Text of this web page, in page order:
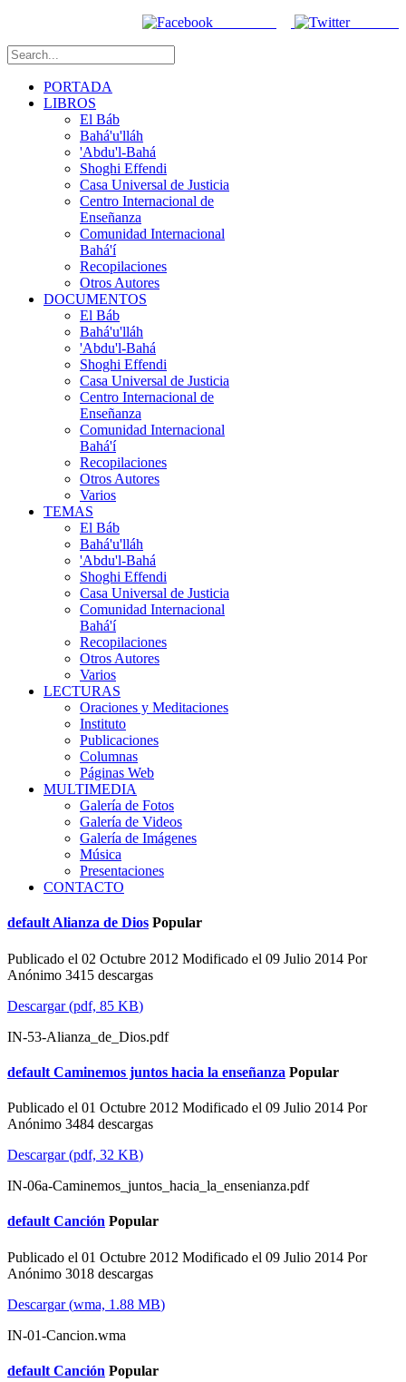
PORTADA
LIBROS
El Báb
Bahá'u'lláh
'Abdu'l-Bahá
Shoghi Effendi
Casa Universal de Justicia
Centro Internacional de
Enseñanza
Comunidad Internacional
Bahá'í
Recopilaciones
Otros Autores
DOCUMENTOS
El Báb
Bahá'u'lláh
'Abdu'l-Bahá
Shoghi Effendi
Casa Universal de Justicia
Centro Internacional de
Enseñanza
Comunidad Internacional
Bahá'í
Recopilaciones
Otros Autores
Varios
TEMAS
El Báb
Bahá'u'lláh
'Abdu'l-Bahá
Shoghi Effendi
Casa Universal de Justicia
Comunidad Internacional
Bahá'í
Recopilaciones
Otros Autores
Varios
LECTURAS
Oraciones y Meditaciones
Instituto
Publicaciones
Columnas
Páginas Web
MULTIMEDIA
Galería de Fotos
Galería de Videos
Galería de Imágenes
Música
Presentaciones
CONTACTO
default Alianza de Dios Popular
Publicado el 02 Octubre 2012 Modificado el 09 Julio 2014 Por
Anónimo 3415 descargas
Descargar(pdf, 85 KB)
IN-53-Alianza_de_Dios.pdf
default Caminemos juntos hacia la enseñanza Popular
Publicado el 01 Octubre 2012 Modificado el 09 Julio 2014 Por
Anónimo 3484 descargas
Descargar(pdf, 32 KB)
IN-06a-Caminemos_juntos_hacia_la_ensenianza.pdf
default Canción Popular
Publicado el 01 Octubre 2012 Modificado el 09 Julio 2014 Por
Anónimo 3018 descargas
Descargar(wma, 1.88 MB)
IN-01-Cancion.wma
default Canción Popular